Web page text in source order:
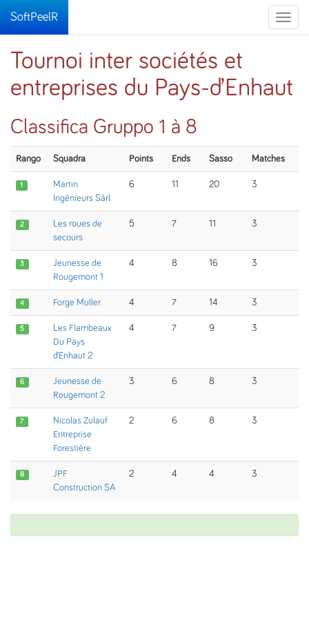
Toggle
SoftPeelR
Tournoi inter sociétés et
entreprises du Pays-d’Enhaut
Classifica Gruppo 1 à 8
Rango Squadra Points Ends Sasso Matches
1
Martin
Ingénieurs Sàrl
6 11 20 3
2
Les roues de
secours
5 7 11 3
3
Jeunesse de
Rougemont 1
4 8 16 3
4 Forge Muller 4 7 14 3
5
Les Flambeaux
Du Pays
d’Enhaut 2
4 7 9 3
6
Jeunesse de
Rougemont 2
3 6 8 3
7
Nicolas Zulauf
Entreprise
Forestière
2 6 8 3
8
JPF
Construction SA
2 4 4 3